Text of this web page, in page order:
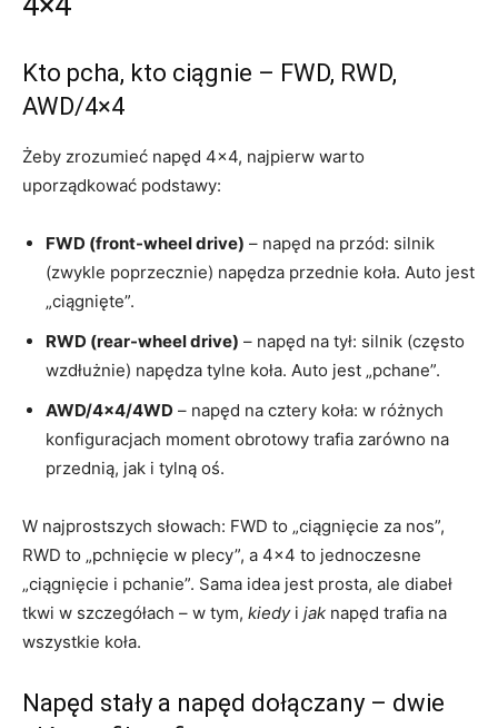
Kto pcha, kto ciągnie – FWD, RWD,
AWD/4×4
Żeby zrozumieć napęd 4×4, najpierw warto
uporządkować podstawy:
FWD (front-wheel drive) – napęd na przód: silnik
(zwykle poprzecznie) napędza przednie koła. Auto jest
„ciągnięte”.
RWD (rear-wheel drive) – napęd na tył: silnik (często
wzdłużnie) napędza tylne koła. Auto jest „pchane”.
AWD/4×4/4WD – napęd na cztery koła: w różnych
konfiguracjach moment obrotowy trafia zarówno na
przednią, jak i tylną oś.
W najprostszych słowach: FWD to „ciągnięcie za nos”,
RWD to „pchnięcie w plecy”, a 4×4 to jednoczesne
„ciągnięcie i pchanie”. Sama idea jest prosta, ale diabeł
tkwi w szczegółach – w tym, kiedyi jak napęd trafia na
wszystkie koła.
Napęd stały a napęd dołączany – dwie